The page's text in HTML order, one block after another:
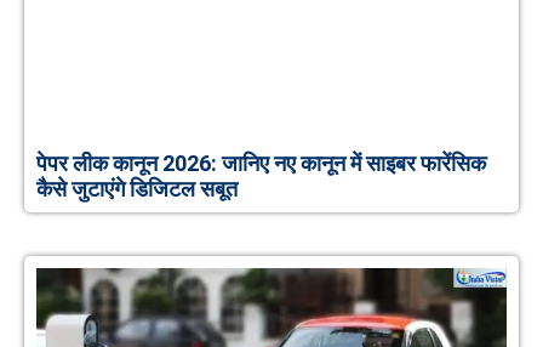
पेपर लीक कानून 2026: जानिए नए कानून में साइबर फारेंसिक
कैसे जुटाएंगे डिजिटल सबूत